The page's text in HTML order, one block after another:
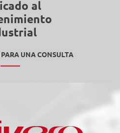
al
UNA CONSULTA